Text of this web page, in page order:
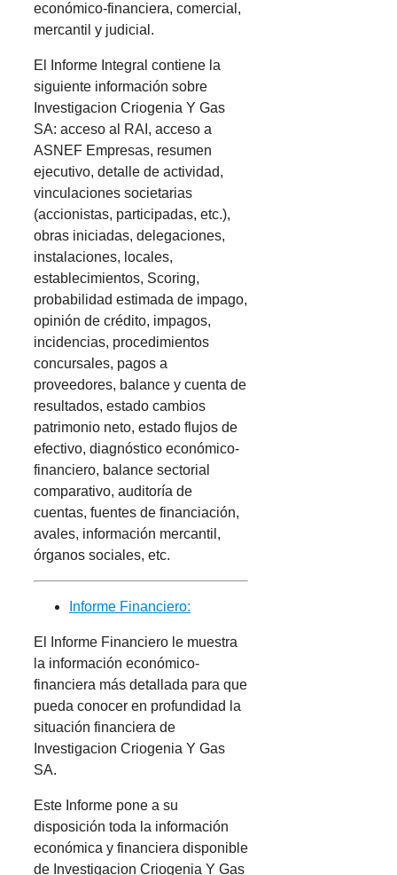
económico-financiera, comercial,
mercantil y judicial.
El Informe Integral contiene la
siguiente información sobre
Investigacion Criogenia Y Gas
SA: acceso al RAI, acceso a
ASNEF Empresas, resumen
ejecutivo, detalle de actividad,
vinculaciones societarias
(accionistas, participadas, etc.),
obras iniciadas, delegaciones,
instalaciones, locales,
establecimientos, Scoring,
probabilidad estimada de impago,
opinión de crédito, impagos,
incidencias, procedimientos
concursales, pagos a
proveedores, balance y cuenta de
resultados, estado cambios
patrimonio neto, estado flujos de
efectivo, diagnóstico económico-
financiero, balance sectorial
comparativo, auditoría de
cuentas, fuentes de financiación,
avales, información mercantil,
órganos sociales, etc.
Informe Financiero:
El Informe Financiero le muestra
la información económico-
financiera más detallada para que
pueda conocer en profundidad la
situación financiera de
Investigacion Criogenia Y Gas
SA.
Este Informe pone a su
disposición toda la información
económica y financiera disponible
de Investigacion Criogenia Y Gas